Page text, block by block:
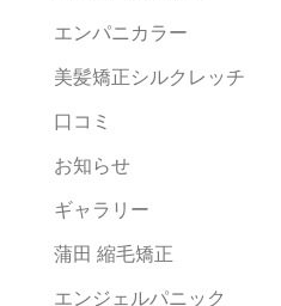
エンパニカラー
美髪矯正シルクレッチ
口コミ
お知らせ
ギャラリー
蒲田 縮毛矯正
エンジェルパニック